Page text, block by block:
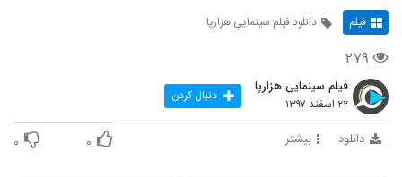
فیلم دانلود فیلم سینمایی هزارپا
۲۷۹
فیلم سینمایی هزارپا
۲۲ اسفند ۱۳۹۷ دنبال کردن
دانلود بیشتر ۰ ۰